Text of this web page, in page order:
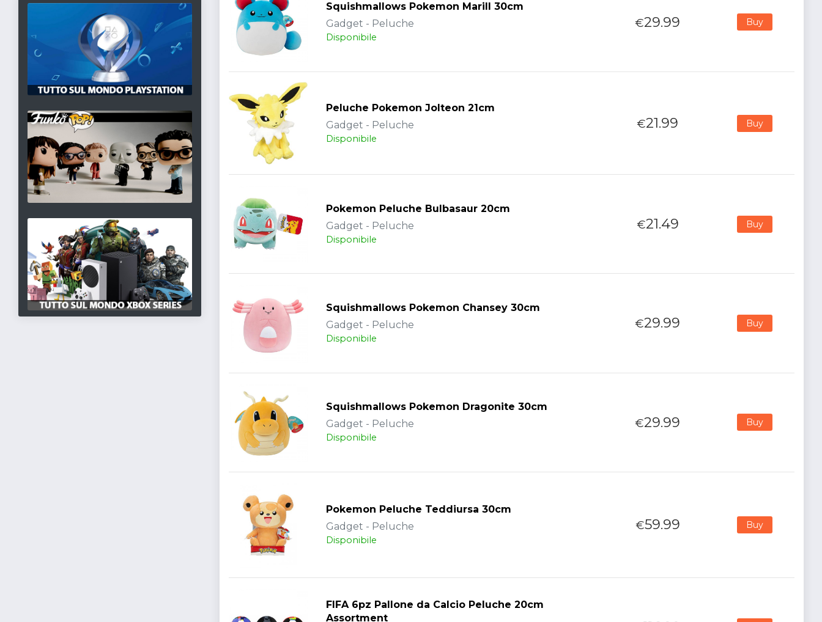
Squishmallows Pokemon Marill 30cm
Gadget - Peluche
Disponibile
€29.99 Buy
Peluche Pokemon Jolteon 21cm
Gadget - Peluche
Disponibile
€21.99 Buy
Pokemon Peluche Bulbasaur 20cm
Gadget - Peluche
Disponibile
€21.49 Buy
Squishmallows Pokemon Chansey 30cm
Gadget - Peluche
Disponibile
€29.99 Buy
Squishmallows Pokemon Dragonite 30cm
Gadget - Peluche
Disponibile
€29.99 Buy
Pokemon Peluche Teddiursa 30cm
Gadget - Peluche
Disponibile
€59.99 Buy
FIFA 6pz Pallone da Calcio Peluche 20cm
Assortment